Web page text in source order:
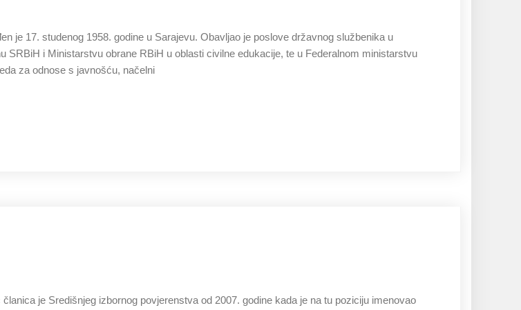
je 17. studenog 1958. godine u Sarajevu. Obavljao je poslove državnog službenika u
SRBiH i Ministarstvu obrane RBiH u oblasti civilne edukacije, te u Federalnom ministarstvu
za odnose s javnošću, načelni
je Središnjeg izbornog povjerenstva od 2007. godine kada je na tu poziciju imenovao